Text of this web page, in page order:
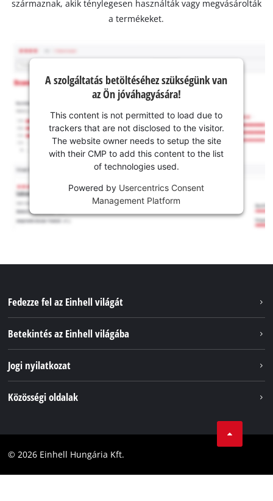
származnak, akik ténylegesen használták vagy megvásárolták
a termékeket.
A szolgáltatás betöltéséhez szükségünk van
az Ön jóváhagyására!
This content is not permitted to load due to
trackers that are not disclosed to the visitor.
The website owner needs to setup the site
with their CMP to add this content to the list
of technologies used.
Powered by Usercentrics Consent
Management Platform
Fedezze fel az Einhell világát
Betekintés az Einhell világába
Az Einhell világszerte
Jogi nyilatkozat
Akadálymentesítési Nyilatkozat
Közösségi oldalak
Facebook
© 2026 Einhell Hungária Kft.